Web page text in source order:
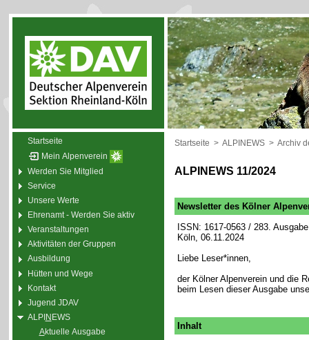
Startseite
Mein Alpenverein
Werden Sie Mitglied
Service
Unsere Werte
Ehrenamt - Werden Sie aktiv
Veranstaltungen
Aktivitäten der Gruppen
Ausbildung
Hütten und Wege
Kontakt
Jugend JDAV
ALPINEWS
Aktuelle Ausgabe
Startseite > ALPINEWS > Archiv
ALPINEWS 11/2024
Newsletter des Kölner
ISSN: 1617-0563 / 283.
Köln, 06.11.2024
Liebe Leser*innen,
der Kölner Alpenverein und die
beim Lesen dieser Ausgabe
Inhalt